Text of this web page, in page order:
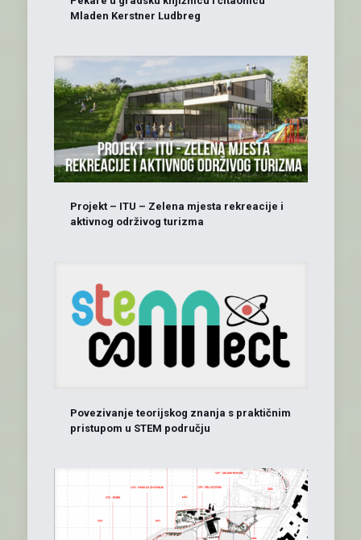
Mladen Kerstner Ludbreg
Projekt – ITU – Zelena mjesta rekreacije i
aktivnog održivog turizma
Povezivanje teorijskog znanja s praktičnim
pristupom u STEM području